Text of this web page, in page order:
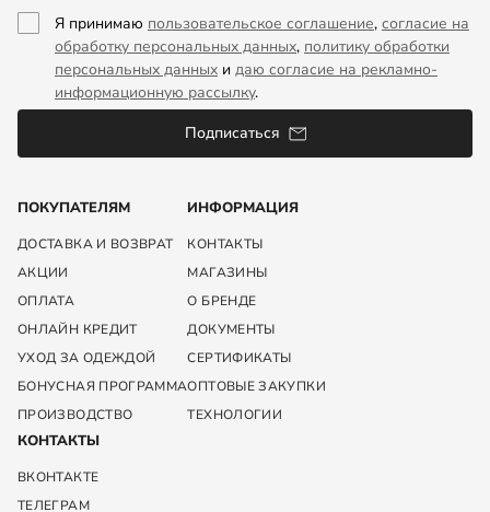
ПОКУПАТЕЛЯМ
ДОСТАВКА И ВОЗВРАТ
АКЦИИ
ОПЛАТА
ОНЛАЙН КРЕДИТ
УХОД ЗА ОДЕЖДОЙ
БОНУСНАЯ ПРОГРАММА
ПРОИЗВОДСТВО
ИНФОРМАЦИЯ
КОНТАКТЫ
МАГАЗИНЫ
О БРЕНДЕ
ДОКУМЕНТЫ
СЕРТИФИКАТЫ
ОПТОВЫЕ ЗАКУПКИ
ТЕХНОЛОГИИ
КОНТАКТЫ
ВКОНТАКТЕ
ТЕЛЕГРАМ
Я принимаю пользовательское соглашение, согласие на
обработку персональных данных, политику обработки
персональных данных и даю согласие на рекламно-
информационную рассылку.
Подписаться